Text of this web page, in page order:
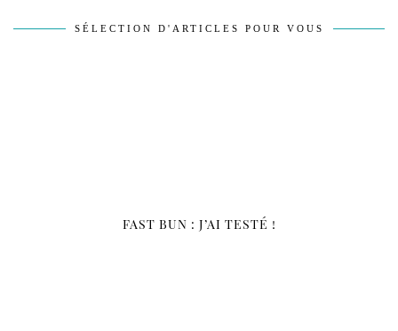
SÉLECTION D'ARTICLES POUR VOUS
FAST BUN : J’AI TESTÉ !